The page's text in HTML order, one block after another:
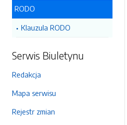
RODO
Klauzula RODO
Serwis Biuletynu
Redakcja
Mapa serwisu
Rejestr zmian